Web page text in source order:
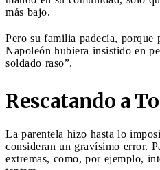
más bajo.
Pero su familia padecía, porque
Napoleón hubiera insistido en
soldado raso”.
Rescatando a
La parentela hizo hasta lo
consideran un gravísimo error.
extremas, como, por ejemplo,